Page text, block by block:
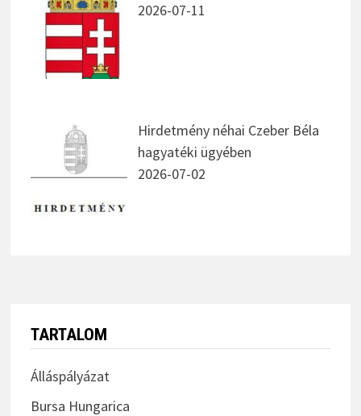
2026-07-11
Hirdetmény néhai Czeber Béla
hagyatéki ügyében
2026-07-02
TARTALOM
Álláspályázat
Bursa Hungarica